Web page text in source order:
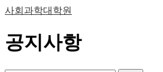
사회과학대학원
공지사항